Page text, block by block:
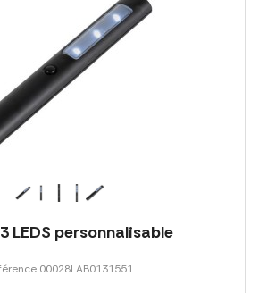
LEDS personnalisable
00028LAB0131551